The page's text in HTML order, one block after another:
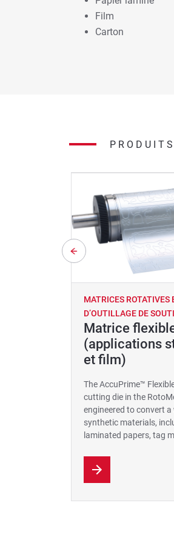
Film
Carton
MATRICES ROTATIVES
D’OUTILLAGE DE
Matrice
(applications
et film)
The AccuPrime™
cutting die in the
engineered to convert
synthetic materials,
laminated papers, tag